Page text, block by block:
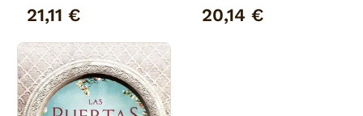
21,11 € 20,14 €